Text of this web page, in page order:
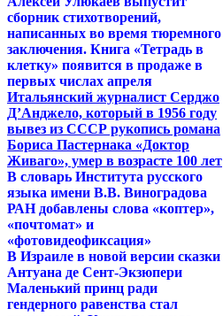
сборник стихотворений,
написанных во время тюремного
заключения. Книга «Тетрадь в
клетку» появится в продаже в
первых числах апреля
Итальянский журналист Серджо
Д’Анджело, который в 1956 году
вывез из СССР рукопись романа
Бориса Пастернака «Доктор
Живаго», умер в возрасте 100 лет
В словарь Института русского
языка имени В.В. Виноградова
РАН добавлены слова «коптер»,
«почтомат» и
«фотовидеофиксация»
В Израиле в новой версии сказки
Антуана де Сент-Экзюпери
Маленький принц ради
гендерного равенства стал